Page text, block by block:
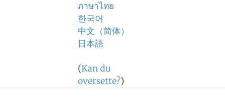
ภาษาไทย
한국어
中文（简体）
日本語
(Kan du
oversette?)